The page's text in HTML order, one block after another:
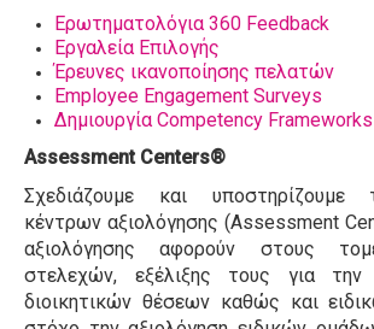
Ερωτηματολόγια 360 Feedback
Εργαλεία Επιλογής
Έρευνες ικανοποίησης πελατών
Employee Engagement Surveys
Δημιουργία Competency Frameworks
Assessment Centers®
Σχεδιάζουμε και υποστηρίζουμε
κέντρων αξιολόγησης (Assessment
αξιολόγησης αφορούν στους
στελεχών, εξέλιξης τους για
διοικητικών θέσεων καθώς και